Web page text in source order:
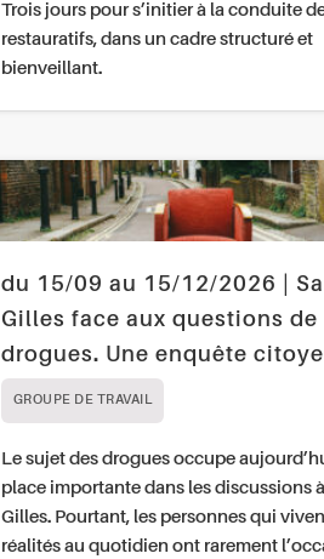
Trois jours pour s’initier à la conduite
restauratifs, dans un cadre structuré et
bienveillant.
du 15/09 au 15/12/2026 |
Gilles face aux questions de
drogues. Une enquête
GROUPE DE TRAVAIL
Le sujet des drogues occupe
place importante dans les discussions
Gilles. Pourtant, les personnes qui
réalités au quotidien ont rarement